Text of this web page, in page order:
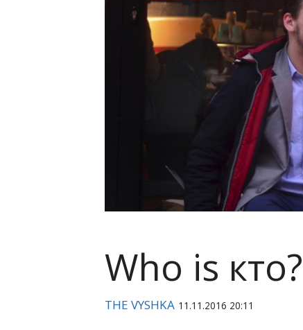
Who is кто?
THE VYSHKA 11.11.2016 20:11